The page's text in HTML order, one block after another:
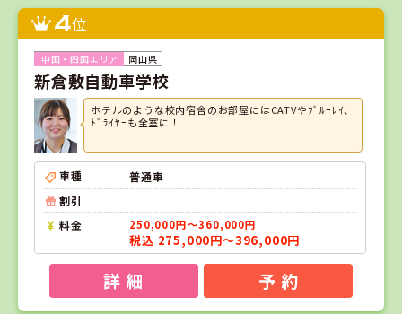
4位
岡山県
新倉敷自動車学校
ホテルのような校内宿舎のお部屋にはCATVやﾌﾞﾙｰﾚｲ、
ﾄﾞﾗｲﾔｰも全室に！
車種
普通車
割引
料金
250,000円～360,000円
税込 275,000円～396,000円
詳 細 予 約